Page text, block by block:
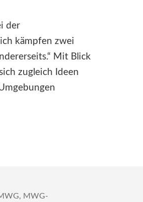
der
kämpfen zwei
Mit Blick
zugleich Ideen
, MWG-